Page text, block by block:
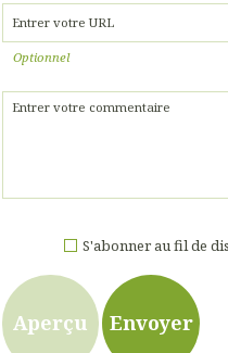
Optionnel
S'abonner au fil de